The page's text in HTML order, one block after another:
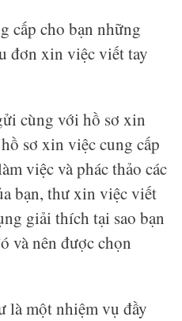
cấp cho bạn những
đơn xin việc viết tay
cùng với hồ sơ xin
sơ xin việc cung cấp
việc và phác thảo các
bạn, thư xin việc viết
giải thích tại sao bạn
và nên được chọn
là một nhiệm vụ đầy